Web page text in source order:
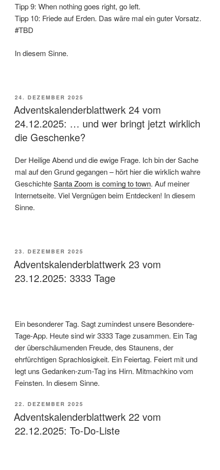
Tipp 9: When nothing goes right, go left.
Tipp 10: Friede auf Erden. Das wäre mal ein guter Vorsatz.
#TBD
In diesem Sinne.
VERÖFFENTLICHT
AM
24. DEZEMBER 2025
Adventskalenderblattwerk 24 vom
24.12.2025: … und wer bringt jetzt wirklich
die Geschenke?
Der Heilige Abend und die ewige Frage. Ich bin der Sache
mal auf den Grund gegangen – hört hier die wirklich wahre
GeschichteSanta Zoom is coming to town. Auf meiner
Internetseite. Viel Vergnügen beim Entdecken! In diesem
Sinne.
VERÖFFENTLICHT
AM
23. DEZEMBER 2025
Adventskalenderblattwerk 23 vom
23.12.2025: 3333 Tage
Ein besonderer Tag. Sagt zumindest unsere Besondere-
Tage-App. Heute sind wir 3333 Tage zusammen. Ein Tag
der überschäumenden Freude, des Staunens, der
ehrfürchtigen Sprachlosigkeit. Ein Feiertag. Feiert mit und
legt uns Gedanken-zum-Tag ins Hirn. Mitmachkino vom
Feinsten. In diesem Sinne.
VERÖFFENTLICHT
AM
22. DEZEMBER 2025
Adventskalenderblattwerk 22 vom
22.12.2025: To-Do-Liste